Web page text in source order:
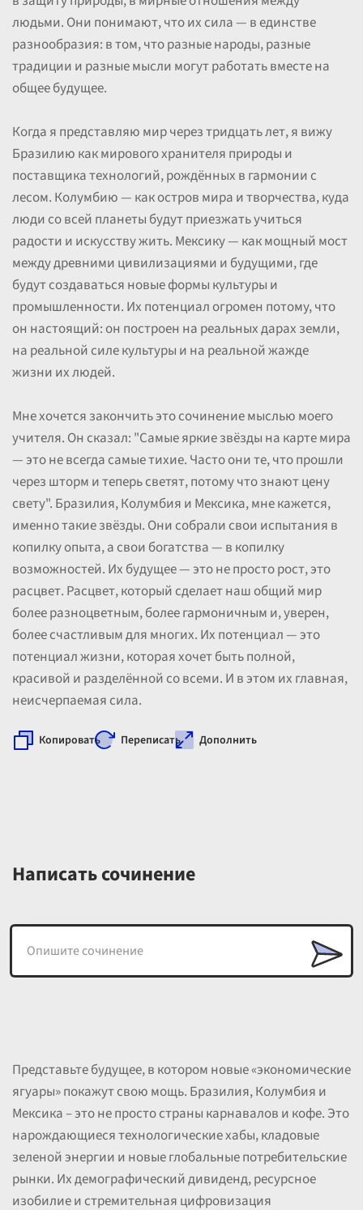
людьми. Они понимают, что их сила — в единстве
разнообразия: в том, что разные народы, разные
традиции и разные мысли могут работать вместе на
общее будущее.
Когда я представляю мир через тридцать лет, я вижу
Бразилию как мирового хранителя природы и
поставщика технологий, рождённых в гармонии с
лесом. Колумбию — как остров мира и творчества, куда
люди со всей планеты будут приезжать учиться
радости и искусству жить. Мексику — как мощный мост
между древними цивилизациями и будущими, где
будут создаваться новые формы культуры и
промышленности. Их потенциал огромен потому, что
он настоящий: он построен на реальных дарах земли,
на реальной силе культуры и на реальной жажде
жизни их людей.
Мне хочется закончить это сочинение мыслью моего
учителя. Он сказал: "Самые яркие звёзды на карте мира
— это не всегда самые тихие. Часто они те, что прошли
через шторм и теперь светят, потому что знают цену
свету". Бразилия, Колумбия и Мексика, мне кажется,
именно такие звёзды. Они собрали свои испытания в
копилку опыта, а свои богатства — в копилку
возможностей. Их будущее — это не просто рост, это
расцвет. Расцвет, который сделает наш общий мир
более разноцветным, более гармоничным и, уверен,
более счастливым для многих. Их потенциал — это
потенциал жизни, которая хочет быть полной,
красивой и разделённой со всеми. И в этом их главная,
неисчерпаемая сила.
Копировать Переписать Дополнить
Написать сочинение
Представьте будущее, в котором новые «экономические
ягуары» покажут свою мощь. Бразилия, Колумбия и
Мексика – это не просто страны карнавалов и кофе. Это
нарождающиеся технологические хабы, кладовые
зеленой энергии и новые глобальные потребительские
рынки. Их демографический дивиденд, ресурсное
изобилие и стремительная цифровизация